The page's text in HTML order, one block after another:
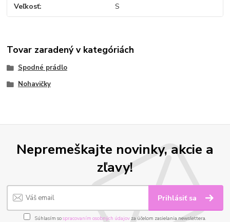
Veľkosť S
Tovar zaradený v kategóriách
Spodné prádlo
Nohavičky
Nepremeškajte novinky, akcie a
zľavy!
Prihlásiť sa
Súhlasím sospracovaním osobných údajov za účelom zasielania newslettera.